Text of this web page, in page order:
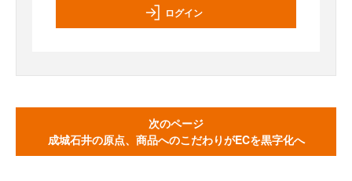
ログイン
次のページ
成城石井の原点、商品へのこだわりがECを黒字化へ